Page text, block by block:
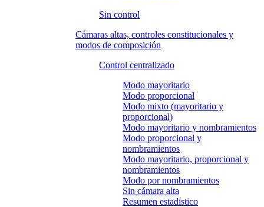
Sin control
Cámaras altas, controles constitucionales y
modos de composición
Control centralizado
Modo mayoritario
Modo proporcional
Modo mixto (mayoritario y
proporcional)
Modo mayoritario y nombramientos
Modo proporcional y
nombramientos
Modo mayoritario, proporcional y
nombramientos
Modo por nombramientos
Sin cámara alta
Resumen estadístico